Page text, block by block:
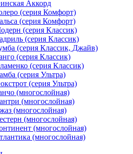
Аккорд
(серия Комфорт)
(серия Комфорт)
(серия Классик)
(серия Классик)
(серия Классик, Джайв)
(серия Классик)
(серия Классик)
(серия Ультра)
(серия Ультра)
(многослойная)
(многослойная)
(многослойная)
(многослойная)
(многослойная)
(многослойная)